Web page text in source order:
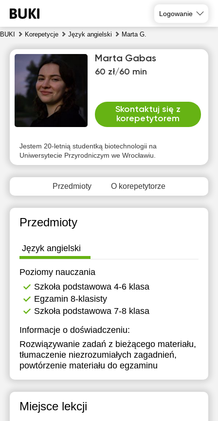
Logowanie
BUKI Korepetycje Język angielski Marta G.
Marta Gabas
60 zł/60 min
Skontaktuj się z
korepetytorem
Jestem 20-letnią studentką biotechnologii na
Uniwersytecie Przyrodniczym we Wrocławiu.
Przedmioty O korepetytorze
Przedmioty
Język angielski
Poziomy nauczania
Szkoła podstawowa 4-6 klasa
Egzamin 8-klasisty
Szkoła podstawowa 7-8 klasa
Informacje o doświadczeniu:
Rozwiązywanie zadań z bieżącego materiału,
tłumaczenie niezrozumiałych zagadnień,
powtórzenie materiału do egzaminu
Miejsce lekcji
8
9
10
11
Brak
dostępnych
Brak
dostępnych
terminów
Brak
dostępnych
terminów
Brak
dostępnych
terminów
Brak
dostępnych
terminów
Brak